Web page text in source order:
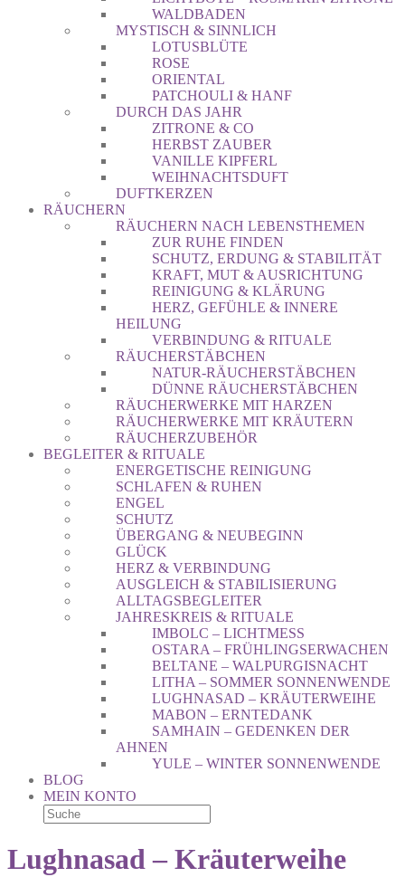
WALDBADEN
MYSTISCH & SINNLICH
LOTUSBLÜTE
ROSE
ORIENTAL
PATCHOULI & HANF
DURCH DAS JAHR
ZITRONE & CO
HERBST ZAUBER
VANILLE KIPFERL
WEIHNACHTSDUFT
DUFTKERZEN
RÄUCHERN
RÄUCHERN NACH LEBENSTHEMEN
ZUR RUHE FINDEN
SCHUTZ, ERDUNG & STABILITÄT
KRAFT, MUT & AUSRICHTUNG
REINIGUNG & KLÄRUNG
HERZ, GEFÜHLE & INNERE
HEILUNG
VERBINDUNG & RITUALE
RÄUCHERSTÄBCHEN
NATUR-RÄUCHERSTÄBCHEN
DÜNNE RÄUCHERSTÄBCHEN
RÄUCHERWERKE MIT HARZEN
RÄUCHERWERKE MIT KRÄUTERN
RÄUCHERZUBEHÖR
BEGLEITER & RITUALE
ENERGETISCHE REINIGUNG
SCHLAFEN & RUHEN
ENGEL
SCHUTZ
ÜBERGANG & NEUBEGINN
GLÜCK
HERZ & VERBINDUNG
AUSGLEICH & STABILISIERUNG
ALLTAGSBEGLEITER
JAHRESKREIS & RITUALE
IMBOLC – LICHTMESS
OSTARA – FRÜHLINGSERWACHEN
BELTANE – WALPURGISNACHT
LITHA – SOMMER SONNENWENDE
LUGHNASAD – KRÄUTERWEIHE
MABON – ERNTEDANK
SAMHAIN – GEDENKEN DER
AHNEN
YULE – WINTER SONNENWENDE
BLOG
MEIN KONTO
Lughnasad – Kräuterweihe